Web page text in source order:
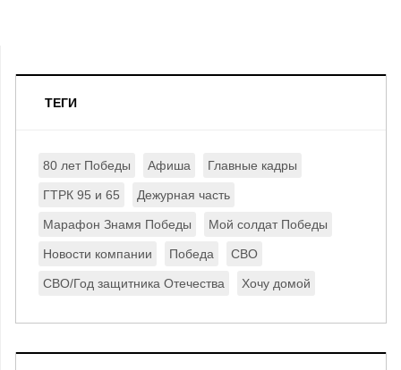
ТЕГИ
80 лет Победы Афиша Главные кадры
ГТРК 95 и 65 Дежурная часть
Марафон Знамя Победы Мой солдат Победы
Новости компании Победа СВО
СВО/Год защитника Отечества Хочу домой